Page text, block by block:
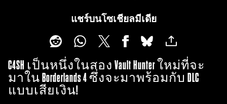
แชร์บนโซเชียลมีเดีย
C4SH เป็นหนึ่งในสอง Vault Hunter ใหม่ที่จะ
มาใน Borderlands 4 ซึ่งจะมาพร้อมกับ DLC
แบบเสียเงิน!